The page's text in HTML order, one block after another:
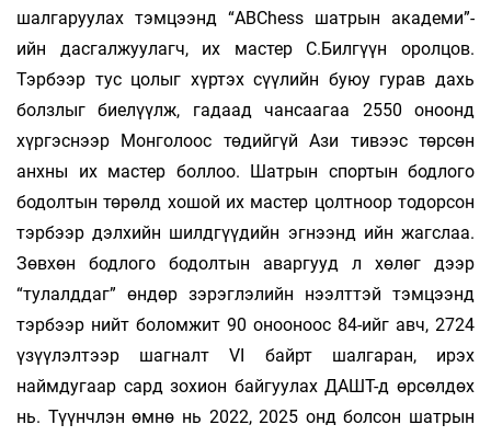
шалгаруулах тэмцээнд “ABChess шатрын академи”-
ийн дасгалжуулагч, их мастер С.Билгүүн оролцов.
Тэрбээр тус цолыг хүртэх сүүлийн буюу гурав дахь
болзлыг биелүүлж, гадаад чансаагаа 2550 оноонд
хүргэснээр Монголоос төдийгүй Ази тивээс төрсөн
анхны их мастер боллоо. Шатрын спортын бодлого
бодолтын төрөлд хошой их мастер цолтноор тодорсон
тэрбээр дэлхийн шилдгүүдийн эгнээнд ийн жагслаа.
Зөвхөн бодлого бодолтын аваргууд л хөлөг дээр
“тулалддаг” өндөр зэрэглэлийн нээлттэй тэмцээнд
тэрбээр нийт боломжит 90 онооноос 84-ийг авч, 2724
үзүүлэлтээр шагналт VI байрт шалгаран, ирэх
наймдугаар сард зохион байгуулах ДАШТ-д өрсөлдөх
нь. Түүнчлэн өмнө нь 2022, 2025 онд болсон шатрын